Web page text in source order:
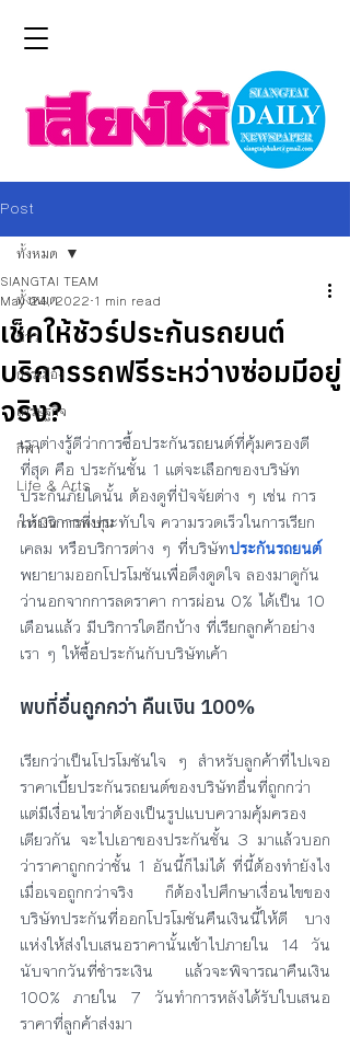
Post
ทั้งหมด
ข่าว
การเมือง
เศรษฐกิจ
กีฬา
Life & Arts
การเงิน การลงทุน
ทั้งหมด
เช็คให้ชัวร์ประกันรถยนต์
บริการรถฟรีระหว่างซ่อมมีอยู่
จริง?
SIANGTAI TEAM
May 24, 2022 1 min read
เราต่างรู้ดีว่าการซื้อประกันรถยนต์ที่คุ้มครองดี
ที่สุด คือ ประกันชั้น 1 แต่จะเลือกของบริษัท
ประกันภัยใดนั้น ต้องดูที่ปัจจัยต่าง ๆ เช่น การ
ให้บริการที่ประทับใจ ความรวดเร็วในการเรียก
เคลม หรือบริการต่าง ๆ ที่บริษัทประกันรถยนต์
พยายามออกโปรโมชันเพื่อดึงดูดใจ ลองมาดูกัน
ว่านอกจากการลดราคา การผ่อน 0% ได้เป็น 10
เดือนแล้ว มีบริการใดอีกบ้าง ที่เรียกลูกค้าอย่าง
เรา ๆ ให้ซื้อประกันกับบริษัทเค้า
พบที่อื่นถูกกว่า คืนเงิน 100%
เรียกว่าเป็นโปรโมชันใจ ๆ สำหรับลูกค้าที่ไปเจอ
ราคาเบี้ยประกันรถยนต์ของบริษัทอื่นที่ถูกกว่า
แต่มีเงื่อนไขว่าต้องเป็นรูปแบบความคุ้มครอง
เดียวกัน จะไปเอาของประกันชั้น 3 มาแล้วบอก
ว่าราคาถูกกว่าชั้น 1 อันนี้ก็ไม่ได้ ที่นี้ต้องทำยังไง
เมื่อเจอถูกกว่าจริง ก็ต้องไปศึกษาเงื่อนไขของ
บริษัทประกันที่ออกโปรโมชันคืนเงินนี้ให้ดี บาง
แห่งให้ส่งใบเสนอราคานั้นเข้าไปภายใน 14 วัน
นับจากวันที่ชำระเงิน แล้วจะพิจารณาคืนเงิน
100% ภายใน 7 วันทำการหลังได้รับใบเสนอ
ราคาที่ลูกค้าส่งมา